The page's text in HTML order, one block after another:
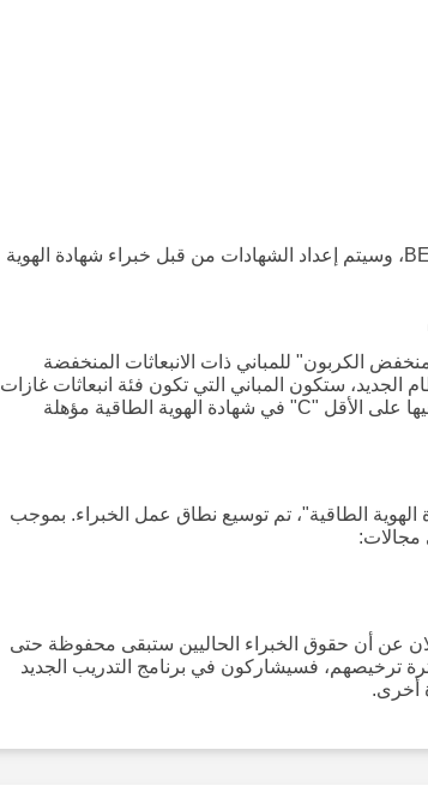
تم توضيح أن التحليلات ستتم عبر نظام BEP-TR، وسيتم إعداد الشهادات من قبل خبراء شهادة الهوية
الكربون" للمباني ذات الانبعاثات المنخفضة
الجديد، ستكون المباني التي تكون فئة انبعاثات غازات
الدفيئة فيها على الأقل "B" وفئة أداء الطاقة فيها على الأقل "C" في شهادة الهوية الطاقية مؤهلة
الطاقية"، تم توسيع نطاق عمل الخبراء. بموجب
مجالات:
عن أن حقوق الخبراء الحاليين ستبقى محفوظة حتى
فترة ترخيصهم، فسيشاركون في برنامج التدريب الجديد
أخرى.